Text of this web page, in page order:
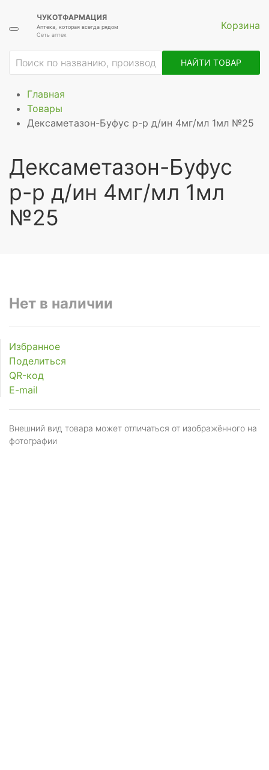
ЧУКОТФАРМАЦИЯ
Аптека, которая всегда рядом
Сеть аптек
Корзина
НАЙТИ ТОВАР
Главная
Товары
Дексаметазон-Буфус р-р д/ин 4мг/мл 1мл №25
Дексаметазон-Буфус
р-р д/ин 4мг/мл 1мл
№25
Нет в наличии
Избранное
Поделиться
QR-код
E-mail
Внешний вид товара может отличаться от изображённого на
фотографии